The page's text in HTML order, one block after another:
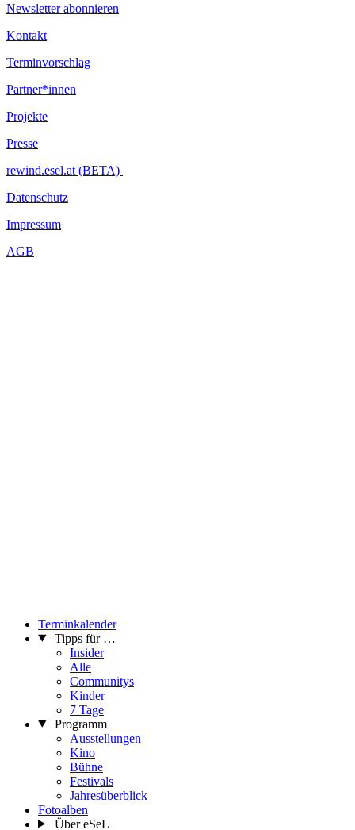
Newsletter abonnieren
Kontakt
Terminvorschlag
Partner*innen
Projekte
Presse
rewind.esel.at (BETA)
Datenschutz
Impressum
AGB
Terminkalender
Tipps für …
Insider
Alle
Communitys
Kinder
7 Tage
Programm
Ausstellungen
Kino
Bühne
Festivals
Jahresüberblick
Fotoalben
Über eSeL